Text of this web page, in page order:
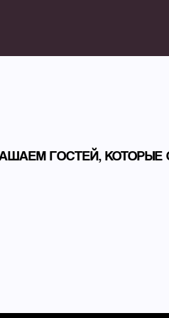
ГОСТЕЙ,